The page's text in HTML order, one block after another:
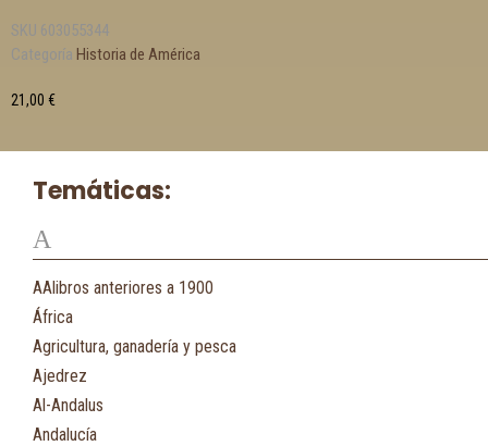
Temáticas:
A
AAlibros anteriores a 1900
África
Agricultura, ganadería y pesca
Ajedrez
Al-Andalus
Andalucía
SKU 603055344
Categoría Historia de América
21,00 €